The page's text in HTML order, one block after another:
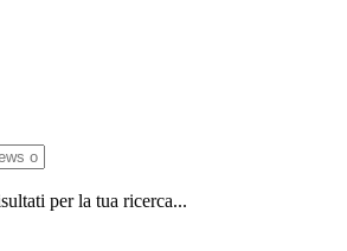
per la tua ricerca...